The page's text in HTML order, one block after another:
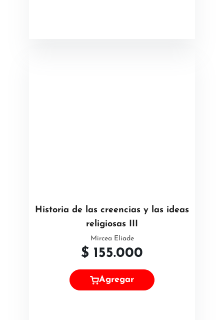
Historia de las creencias y las ideas
religiosas III
Mircea Eliade
$ 155.000
Agregar